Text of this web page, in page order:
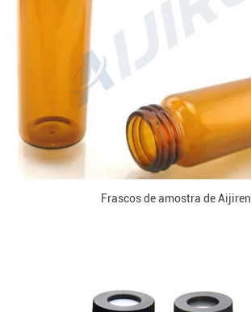
Frascos de amostra de Aijiren